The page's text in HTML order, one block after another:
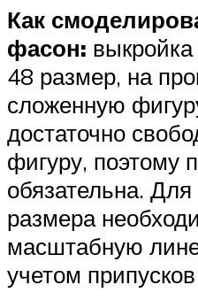
Как
фасон:
48 размер, на
сложенную
достаточно
фигуру, поэтому
обязательна.
размера
масштабную
учетом